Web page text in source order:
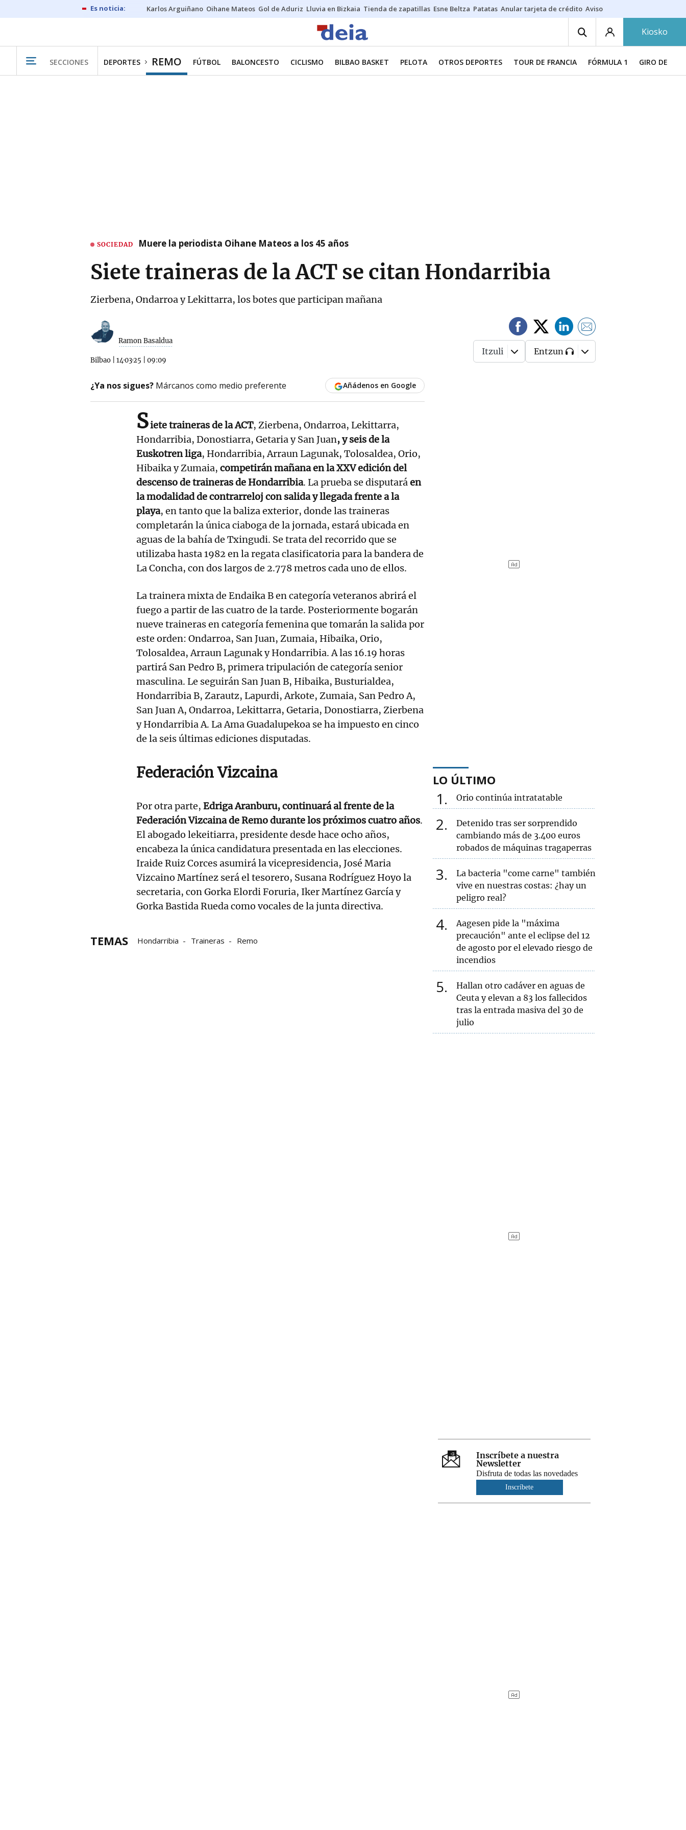
Karlos Arguiñano Oihane Mateos Gol de Aduriz Lluvia en Bizkaia Tienda de zapatillas Esne Beltza Patatas Anular tarjeta de crédito Aviso amarillo
Kiosko
SECCIONES DEPORTES REMO FÚTBOL BALONCESTO CICLISMO BILBAO BASKET PELOTA OTROS DEPORTES TOUR DE FRANCIA FÓRMULA 1 GIRO DE
SOCIEDAD Muere la periodista Oihane Mateos a los 45 años
Siete traineras de la ACT se citan Hondarribia
Zierbena, Ondarroa y Lekittarra, los botes que participan mañana
Ramon Basaldua
Bilbao 14·03·25 09:09
Itzuli Entzun
¿Ya nos sigues? Márcanos como medio preferente Añádenos en Google
Siete traineras de la ACT, Zierbena, Ondarroa, Lekittarra,
Hondarribia, Donostiarra, Getaria y San Juan, y seis de la
Euskotren liga, Hondarribia, Arraun Lagunak, Tolosaldea, Orio,
Hibaika y Zumaia, competirán mañana en la XXV edición del
descenso de traineras de Hondarribia. La prueba se disputaráen
la modalidad de contrarreloj con salida y llegada frente a la
playa, en tanto que la baliza exterior, donde las traineras
completarán la única ciaboga de la jornada, estará ubicada en
aguas de la bahía de Txingudi. Se trata del recorrido que se
utilizaba hasta 1982 en la regata clasificatoria para la bandera de
La Concha, con dos largos de 2.778 metros cada uno de ellos.
La trainera mixta de Endaika B en categoría veteranos abrirá el
fuego a partir de las cuatro de la tarde. Posteriormente bogarán
nueve traineras en categoría femenina que tomarán la salida por
este orden: Ondarroa, San Juan, Zumaia, Hibaika, Orio,
Tolosaldea, Arraun Lagunak y Hondarribia. A las 16.19 horas
partirá San Pedro B, primera tripulación de categoría senior
masculina. Le seguirán San Juan B, Hibaika, Busturialdea,
Hondarribia B, Zarautz, Lapurdi, Arkote, Zumaia, San Pedro A,
San Juan A, Ondarroa, Lekittarra, Getaria, Donostiarra, Zierbena
y Hondarribia A. La Ama Guadalupekoa se ha impuesto en cinco
de la seis últimas ediciones disputadas.
Federación Vizcaina
Por otra parte, Edriga Aranburu, continuará al frente de la
Federación Vizcaina de Remo durante los próximos cuatro años.
El abogado lekeitiarra, presidente desde hace ocho años,
encabeza la única candidatura presentada en las elecciones.
Iraide Ruiz Corces asumirá la vicepresidencia, José Maria
Vizcaino Martínez será el tesorero, Susana Rodríguez Hoyo la
secretaria, con Gorka Elordi Foruria, Iker Martínez García y
Gorka Bastida Rueda como vocales de la junta directiva.
TEMAS Hondarribia Traineras Remo
LO ÚLTIMO
1 Orio continúa intratatable
2
Detenido tras ser sorprendido
cambiando más de 3.400 euros
robados de máquinas tragaperras
3
La bacteria "come carne" también
vive en nuestras costas: ¿hay un
peligro real?
4
Aagesen pide la "máxima
precaución" ante el eclipse del 12
de agosto por el elevado riesgo de
incendios
5
Hallan otro cadáver en aguas de
Ceuta y elevan a 83 los fallecidos
tras la entrada masiva del 30 de
julio
Inscríbete a nuestra
Newsletter
Disfruta de todas las novedades
Inscríbete